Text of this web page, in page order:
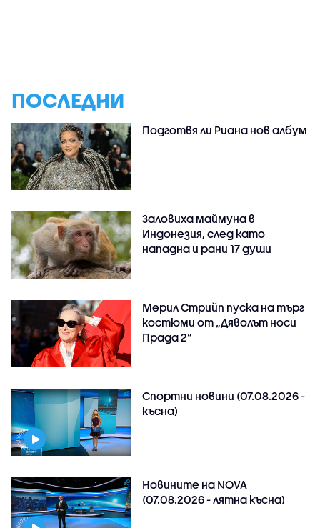
ПОСЛЕДНИ
Подготвя ли Риана нов албум
Заловиха маймуна в
Индонезия, след като
нападна и рани 17 души
Мерил Стрийп пуска на търг
костюми от „Дяволът носи
Прада 2“
Спортни новини (07.08.2026 -
късна)
Новините на NOVA
(07.08.2026 - лятна късна)